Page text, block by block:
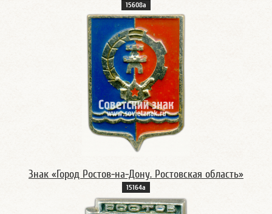
15608а
Знак « Город Ростов-на-Дону. Ростовская область»
15164а